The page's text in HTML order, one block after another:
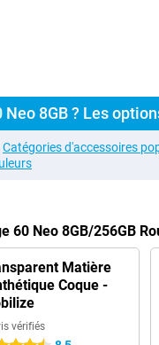
8GB ? Les
Catégories d'accessoires
60 Neo 8GB/256GB
Matière
Coque -
vérifiés